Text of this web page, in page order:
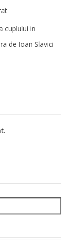
cuplului in
de Ioan Slavici